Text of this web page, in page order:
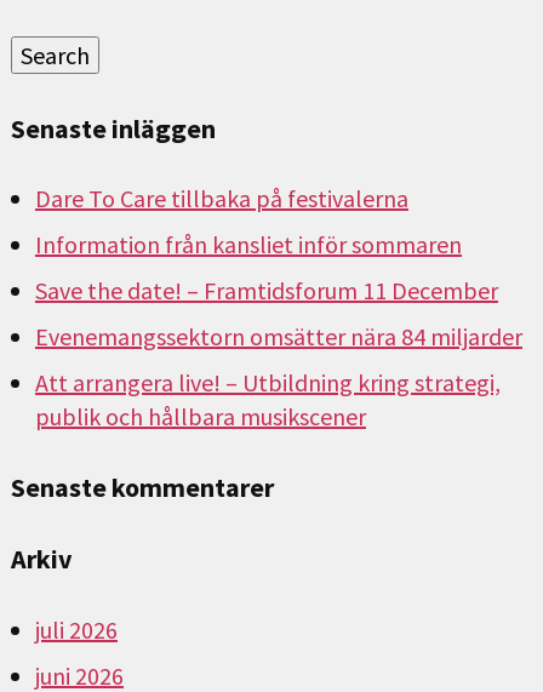
Search
Senaste inläggen
Dare To Care tillbaka på festivalerna
Information från kansliet inför sommaren
Save the date! – Framtidsforum 11 December
Evenemangssektorn omsätter nära 84 miljarder
Att arrangera live! – Utbildning kring strategi,
publik och hållbara musikscener
Senaste kommentarer
Arkiv
juli 2026
juni 2026